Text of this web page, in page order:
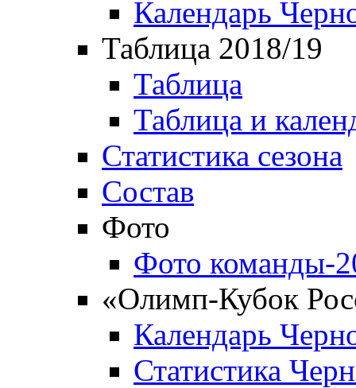
Календарь
Таблица 2018/19
Таблица
Таблица и
Статистика сезона
Состав
Фото
Фото команды-
«Олимп-Кубок
Календарь
Статистика